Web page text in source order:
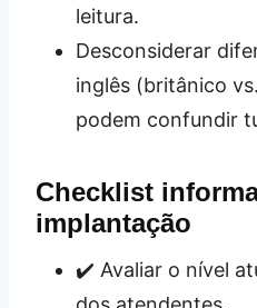
leitura.
Desconsiderar
inglês (britânico
podem confundir
Checklist
implantação
✔️ Avaliar o nível